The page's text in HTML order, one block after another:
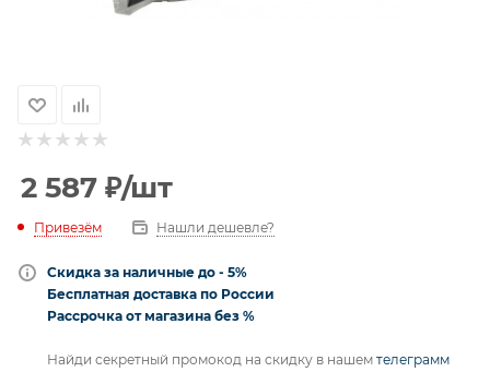
2 587 ₽/шт
Привезём Нашли дешевле?
Скидка за наличные до - 5%
Бесплатная доставка по России
Рассрочка от магазина без %
Найди секретный промокод на скидку в нашем телеграмм